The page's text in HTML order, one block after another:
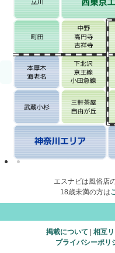
エスナビは風俗店
18歳未満の方は
掲載について 相互
プライバシーポリ